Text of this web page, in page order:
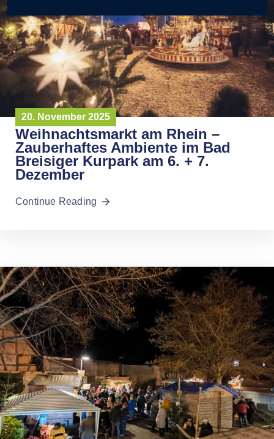
20. November 2025
Weihnachtsmarkt am Rhein –
Zauberhaftes Ambiente im Bad
Breisiger Kurpark am 6. + 7.
Dezember
Continue Reading